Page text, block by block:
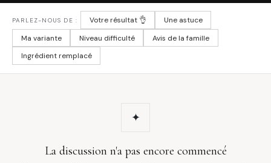
PARLEZ-NOUS DE : Votre résultat 👌
Une astuce
Ma variante
Niveau difficulté
Avis de la famille
Ingrédient remplacé
✦
La discussion n'a pas encore commencé